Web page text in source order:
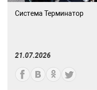
Система Терминатор
21.07.2026